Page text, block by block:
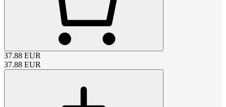
37.88 EUR
37.88 EUR